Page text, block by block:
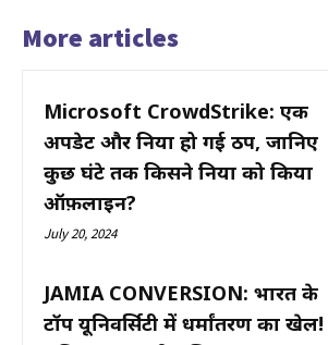
More articles
Microsoft CrowdStrike: एक
अपडेट और दुनिया हो गई ठप, जानिए
कुछ घंटे तक किसने दुनिया को किया
ऑफ़लाइन?
July 20, 2024
JAMIA CONVERSION: भारत के
टॉप यूनिवर्सिटी में धर्मांतरण का खेल!